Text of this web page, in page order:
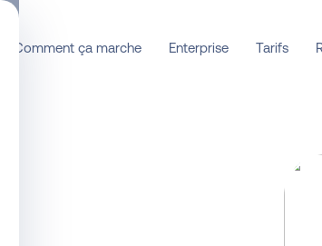
Comment ça marche Enterprise Tarifs